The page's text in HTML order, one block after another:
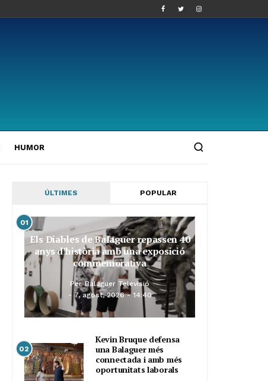
HUMOR
ÚLTIMES POPULAR
01
Els Diables de Balaguer repassen 40
anys d’història amb una exposició
commemorativa
Per Balaguer Televisió
7, agost, 2026 - 14:40
02
Kevin Bruque defensa
una Balaguer més
connectada i amb més
oportunitats laborals